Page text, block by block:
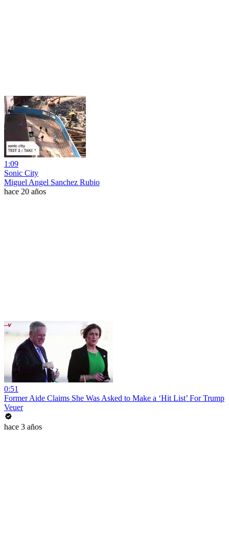
1:09
Sonic City
Miguel Angel Sanchez Rubio
hace 20 años
0:51
Former Aide Claims She Was Asked to Make a ‘Hit List’ For Trump
Veuer
hace 3 años